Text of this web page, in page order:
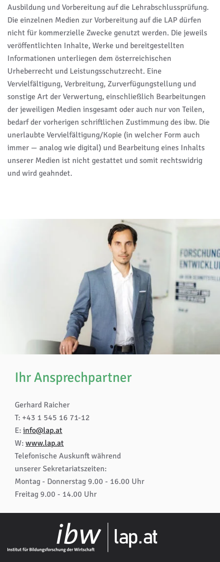
Ausbildung und Vorbereitung auf die Lehrabschlussprüfung.
Die einzelnen Medien zur Vorbereitung auf die LAP dürfen
nicht für kommerzielle Zwecke genutzt werden. Die jeweils
veröffentlichten Inhalte, Werke und bereitgestellten
Informationen unterliegen dem österreichischen
Urheberrecht und Leistungsschutzrecht. Eine
Vervielfältigung, Verbreitung, Zurverfügungstellung und
sonstige Art der Verwertung, einschließlich Bearbeitungen
der jeweiligen Medien insgesamt oder auch nur von Teilen,
bedarf der vorherigen schriftlichen Zustimmung des ibw. Die
unerlaubte Vervielfältigung/Kopie (in welcher Form auch
immer — analog wie digital) und Bearbeitung eines Inhalts
unserer Medien ist nicht gestattet und somit rechtswidrig
und wird geahndet.
Ihr Ansprechpartner
Gerhard Raicher
T: +43 1 545 16 71-12
E: info@lap.at
W: www.lap.at
Telefonische Auskunft während
unserer Sekretariatszeiten:
Montag - Donnerstag 9.00 - 16.00 Uhr
Freitag 9.00 - 14.00 Uhr